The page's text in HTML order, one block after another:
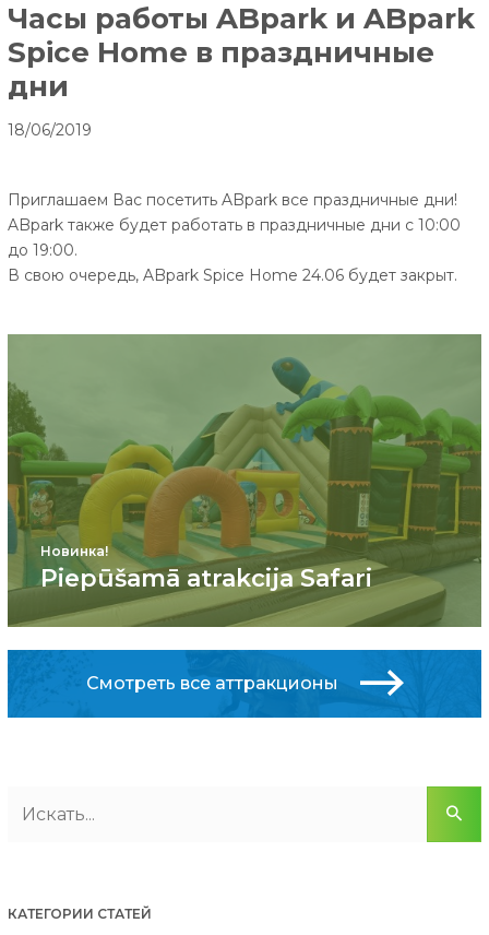
Часы работы ABpark и ABpark
Spice Home в праздничные
дни
18/06/2019
Приглашаем Вас посетить ABpark все праздничные дни!
ABpark также будет работать в праздничные дни с 10:00
до 19:00.
В свою очередь, ABpark Spice Home 24.06 будет закрыт.
Новинка!
Piepūšamā atrakcija Safari
Смотреть все аттракционы
КАТЕГОРИИ СТАТЕЙ